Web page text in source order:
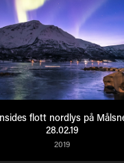
flott nordlys på
28.02.19
2019